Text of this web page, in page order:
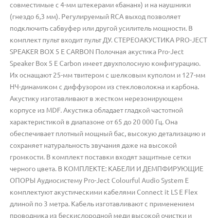
совместимые с 4-мм штекерами «банан») и на наушники
(гнездо 6,3 мм). Регулируемый RCA выход позволяет
подключить сабвуфер или другой усилитель мощности. В
комплект пульт входит пульт ДУ. СТЕРЕОАКУСТИКА PRO-JECT
SPEAKER BOX 5 E CARBON Полочная акустика Pro-Ject
Speaker Box 5 E Carbon имеет двухполосную конфигурацию.
Их оснащают 25-мм твитером с шелковым куполом и 127-мм
НЧ-динамиком с диффузором из стекловолокна и карбона.
Акустику изготавливают в жестком нерезонирующем
корпусе из MDF. Акустика обладает гладкой частотной
характеристикой в диапазоне от 65 до 20 000 Гц. Она
обеспечивает плотный мощный бас, высокую детализацию и
сохраняет натуральность звучания даже на высокой
громкости. В комплект поставки входят защитные сетки
черного цвета. В КОМПЛЕКТЕ: КАБЕЛИ И ДЕМПФИРУЮЩИЕ
ОПОРЫ Аудиосистему Pro-Ject Colourful Audio System E
комплектуют акустическими кабелями Connect it LS E Flex
длиной по 3 метра. Кабель изготавливают с применением
проводника из бескислородной меди высокой очистки и